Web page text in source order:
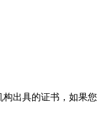
出具的证书，如果